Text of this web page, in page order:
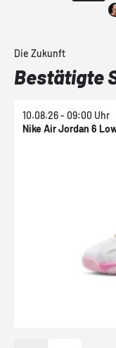
Die Zukunft
Bestätigte
10.08.26 - 09:00 Uhr
Nike Air Jordan 6